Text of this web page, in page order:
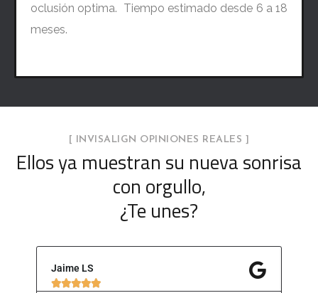
oclusión optima. Tiempo estimado desde 6 a 18
meses.
[ INVISALIGN OPINIONES REALES ]
Ellos ya muestran su nueva sonrisa
con orgullo,
¿Te unes?
Jaime LS
